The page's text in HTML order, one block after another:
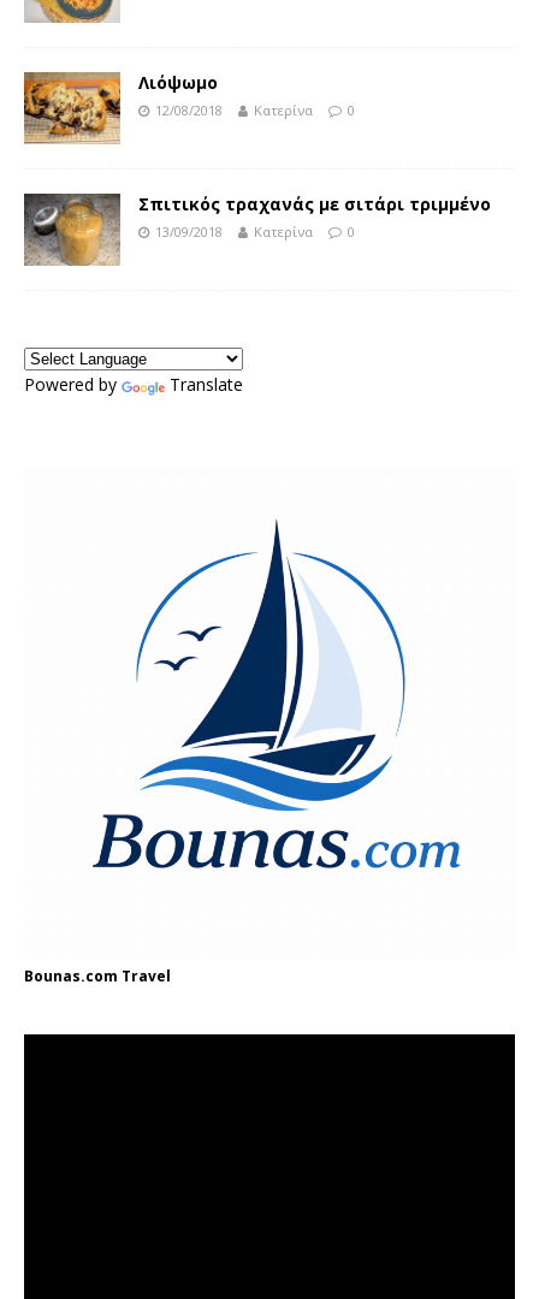
Λιόψωμο
12/08/2018 Κατερίνα 0
Σπιτικός τραχανάς με σιτάρι τριμμένο
13/09/2018 Κατερίνα 0
Powered by Translate
Bounas.com Travel